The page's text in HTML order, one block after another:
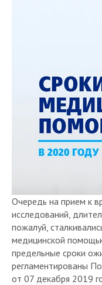
Очередь на прием к
исследований,
пожалуй,
медицинской
предельные сроки
регламентированы
от 07 декабря 2019